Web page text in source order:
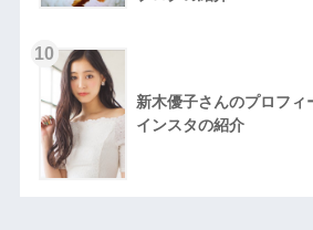
10
新木優子さんのプロフィ
インスタの紹介